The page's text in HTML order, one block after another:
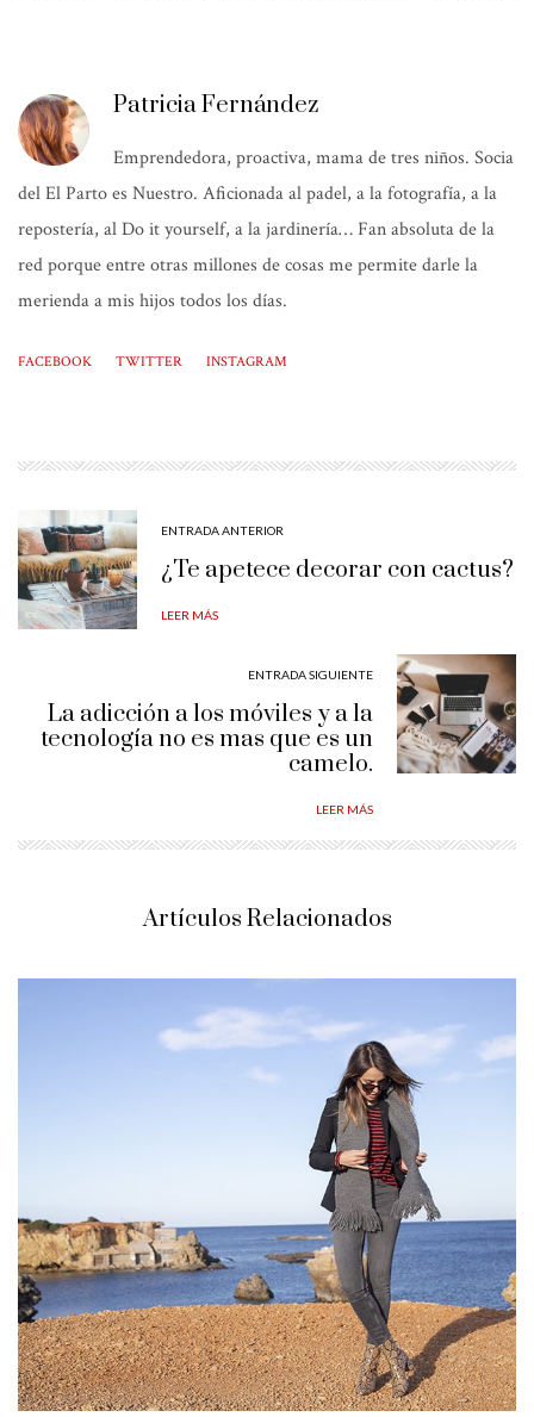
Patricia Fernández
Emprendedora, proactiva, mama de tres niños. Socia
del El Parto es Nuestro. Aficionada al padel, a la fotografía, a la
repostería, al Do it yourself, a la jardinería… Fan absoluta de la
red porque entre otras millones de cosas me permite darle la
merienda a mis hijos todos los días.
FACEBOOK TWITTER INSTAGRAM
ENTRADA ANTERIOR
¿Te apetece decorar con cactus?
LEER MÁS
ENTRADA SIGUIENTE
La adicción a los móviles y a la
tecnología no es mas que es un
camelo.
LEER MÁS
Artículos Relacionados